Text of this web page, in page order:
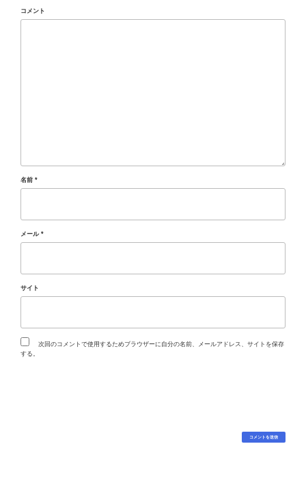
コメント
名前 *
メール *
サイト
次回のコメントで使用するためブラウザーに自分の名前、メールアドレス、サイトを保存
する。